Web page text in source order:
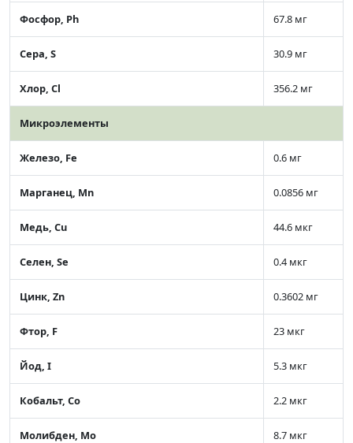
Фосфор, Ph 67.8 мг
Сера, S 30.9 мг
Хлор, Cl 356.2 мг
Микроэлементы
Железо, Fe 0.6 мг
Марганец, Mn 0.0856 мг
Медь, Cu 44.6 мкг
Селен, Se 0.4 мкг
Цинк, Zn 0.3602 мг
Фтор, F 23 мкг
Йод, I 5.3 мкг
Кобальт, Co 2.2 мкг
Молибден, Mo 8.7 мкг